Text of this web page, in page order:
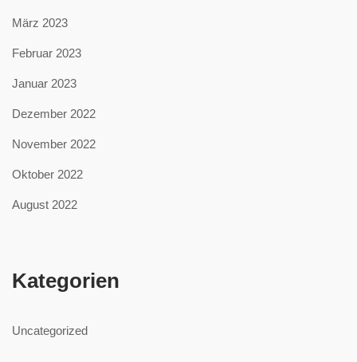
März 2023
Februar 2023
Januar 2023
Dezember 2022
November 2022
Oktober 2022
August 2022
Kategorien
Uncategorized